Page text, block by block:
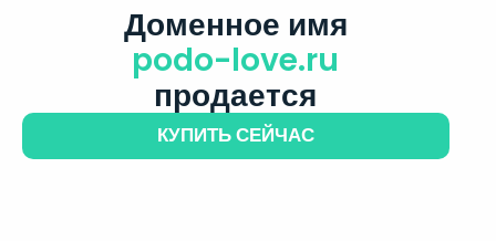
Доменное имя
podo-love.ru
продается
КУПИТЬ СЕЙЧАС